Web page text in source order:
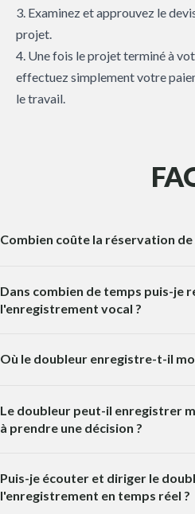
3. Examinez et approuvez le
projet.
4. Une fois le projet terminé à
effectuez simplement votre
le travail.
Combien coûte la réservation de
Dans combien de temps puis-je
l'enregistrement vocal ?
Où le doubleur enregistre-t-il
Le doubleur peut-il enregistrer
à prendre une décision ?
Puis-je écouter et diriger le
l'enregistrement en temps réel ?